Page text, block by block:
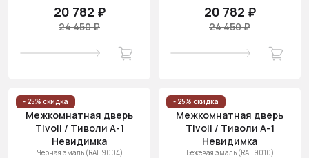
20 782 ₽
24 450 ₽
20 782 ₽
24 450 ₽
- 25% скидка
Межкомнатная дверь
Tivoli / Тиволи А-1
Невидимка
Черная эмаль (RAL 9004)
- 25% скидка
Межкомнатная дверь
Tivoli / Тиволи А-1
Невидимка
Бежевая эмаль (RAL 9010)